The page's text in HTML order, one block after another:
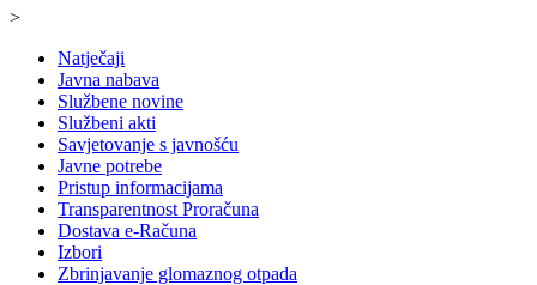
>
Natječaji
Javna nabava
Službene novine
Službeni akti
Savjetovanje s javnošću
Javne potrebe
Pristup informacijama
Transparentnost Proračuna
Dostava e-Računa
Izbori
Zbrinjavanje glomaznog otpada